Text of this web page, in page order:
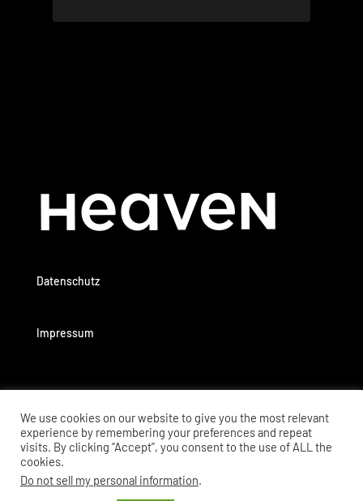
Datenschutz
Impressum
We use cookies on our website to give you the most relevant
experience by remembering your preferences and repeat
visits. By clicking “Accept”, you consent to the use of ALL the
cookies.
Do not sell my personal information.